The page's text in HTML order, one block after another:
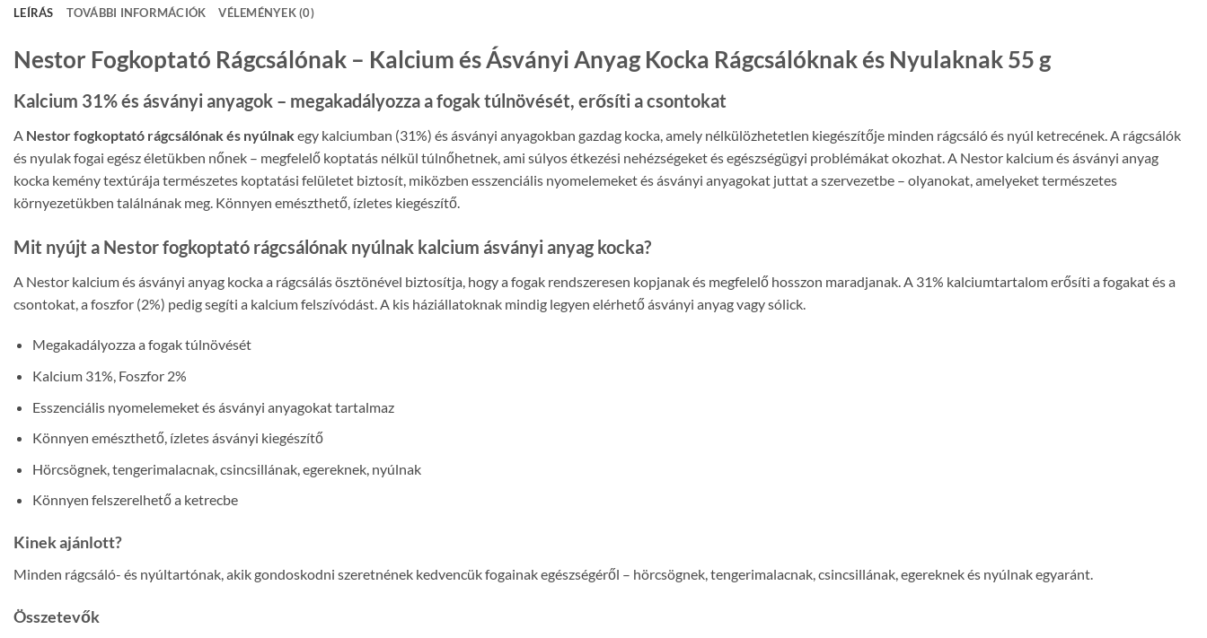
LEÍRÁS TOVÁBBI INFORMÁCIÓK VÉLEMÉNYEK (0)
Nestor Fogkoptató Rágcsálónak – Kalcium és Ásványi Anyag Kocka Rágcsálóknak és Nyulaknak 55 g
Kalcium 31% és ásványi anyagok – megakadályozza a fogak túlnövését, erősíti a csontokat
A Nestor fogkoptató rágcsálónak és nyúlnakegy kalciumban (31%) és ásványi anyagokban gazdag kocka, amely nélkülözhetetlen kiegészítője minden rágcsáló és nyúl ketrecének. A rágcsálók
és nyulak fogai egész életükben nőnek – megfelelő koptatás nélkül túlnőhetnek, ami súlyos étkezési nehézségeket és egészségügyi problémákat okozhat. A Nestor kalcium és ásványi anyag
kocka kemény textúrája természetes koptatási felületet biztosít, miközben esszenciális nyomelemeket és ásványi anyagokat juttat a szervezetbe – olyanokat, amelyeket természetes
környezetükben találnának meg. Könnyen emészthető, ízletes kiegészítő.
Mit nyújt a Nestor fogkoptató rágcsálónak nyúlnak kalcium ásványi anyag kocka?
A Nestor kalcium és ásványi anyag kocka a rágcsálás ösztönével biztosítja, hogy a fogak rendszeresen kopjanak és megfelelő hosszon maradjanak. A 31% kalciumtartalom erősíti a fogakat és a
csontokat, a foszfor (2%) pedig segíti a kalcium felszívódást. A kis háziállatoknak mindig legyen elérhető ásványi anyag vagy sólick.
Megakadályozza a fogak túlnövését
Kalcium 31%, Foszfor 2%
Esszenciális nyomelemeket és ásványi anyagokat tartalmaz
Könnyen emészthető, ízletes ásványi kiegészítő
Hörcsögnek, tengerimalacnak, csincsillának, egereknek, nyúlnak
Könnyen felszerelhető a ketrecbe
Kinek ajánlott?
Minden rágcsáló- és nyúltartónak, akik gondoskodni szeretnének kedvencük fogainak egészségéről – hörcsögnek, tengerimalacnak, csincsillának, egereknek és nyúlnak egyaránt.
Összetevők